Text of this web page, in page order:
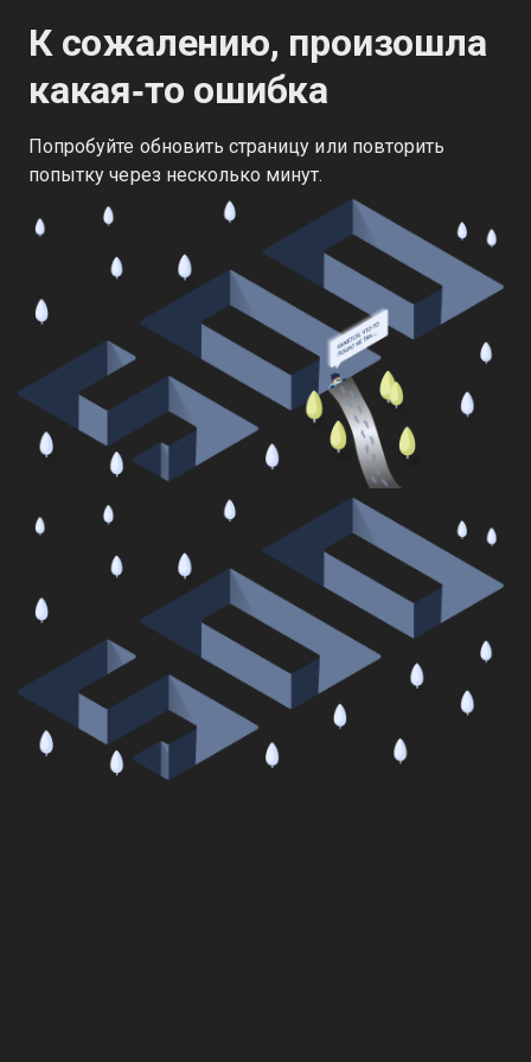
К сожалению, произошла
какая‑то ошибка
Попробуйте обновить страницу или повторить
попытку через несколько минут.